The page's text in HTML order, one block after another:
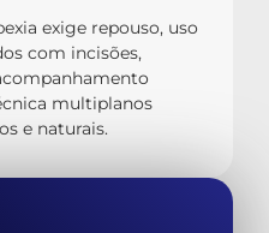
exige repouso, uso
com incisões,
multiplanos
e naturais.